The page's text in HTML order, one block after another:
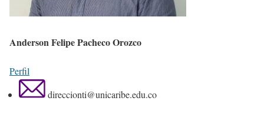
Anderson Felipe Pacheco Orozco
Perfil
direccionti@unicaribe.edu.co